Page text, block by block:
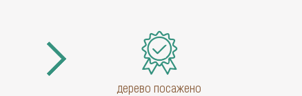
дерево посажено